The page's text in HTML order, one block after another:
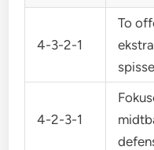
4-3-2-1
To
4-2-3-1